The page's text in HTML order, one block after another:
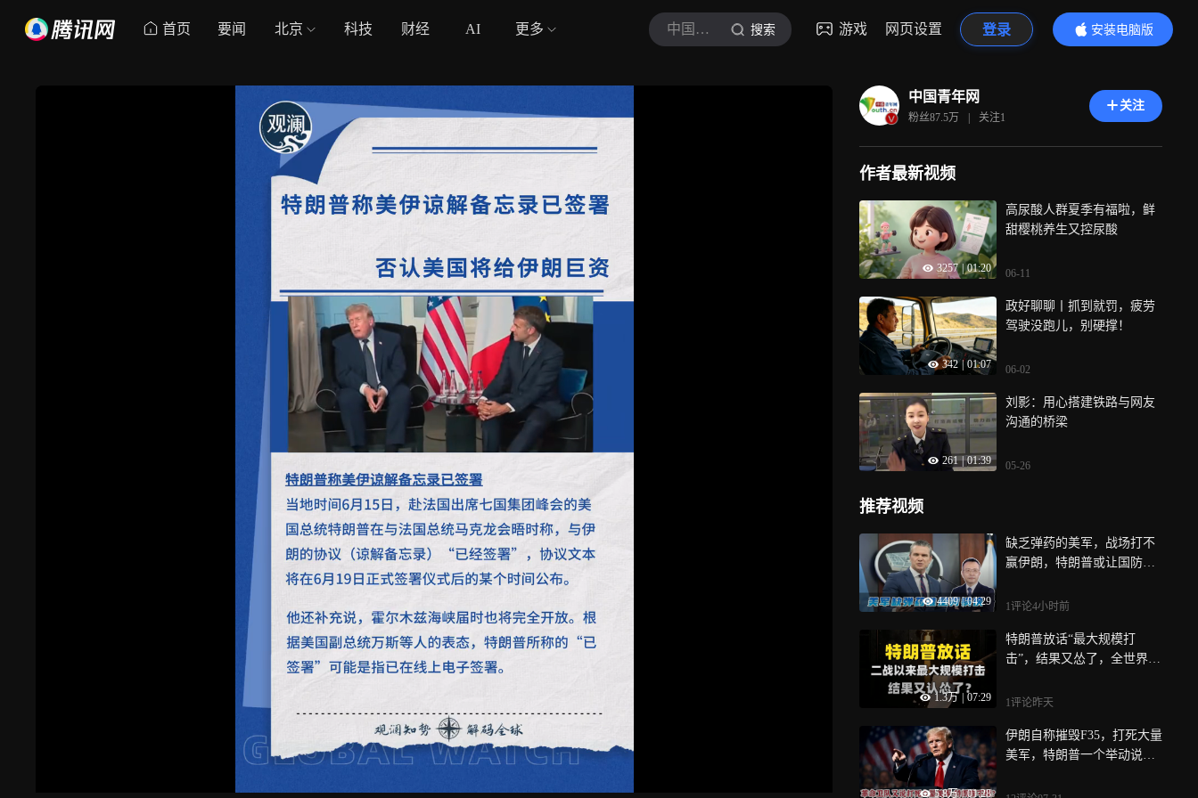
首页 要闻 北京 科技 财经 AI 更多 中国青年网 搜索 游戏 网页设置 登录
安装电脑版
内容更精彩
中国青年网
粉丝87.5万 | 关注1
关注
作者最新视频
3257 01:20
高尿酸人群夏季有福啦，鲜
甜樱桃养生又控尿酸
06-11
342 | 01:07
政好聊聊丨抓到就罚，疲劳
驾驶没跑儿，别硬撑！
06-02
261 | 01:39
刘影：用心搭建铁路与网友
沟通的桥梁
05-26
推荐视频
4409 | 04:29
缺乏弹药的美军，战场打不
赢伊朗，特朗普或让国防部
1评论4小时前
1.3万 07:29
特朗普放话“最大规模打
击”，结果又怂了，全世界都
1评论昨天
5.8万 | 01:28
伊朗自称摧毁F35，打死大量
美军，特朗普一个举动说明